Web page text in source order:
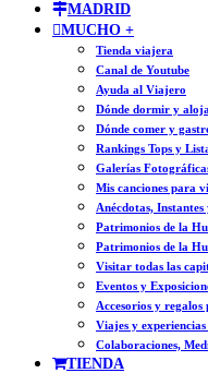
MADRID
MUCHO +
Tienda viajera
Canal de Youtube
Ayuda al Viajero
Dónde dormir y
Dónde comer y
Rankings Tops y
Galerías
Mis canciones para
Anécdotas,
Patrimonios de la
Patrimonios de la
Visitar todas las
Eventos y
Accesorios y
Viajes y
Colaboraciones,
TIENDA